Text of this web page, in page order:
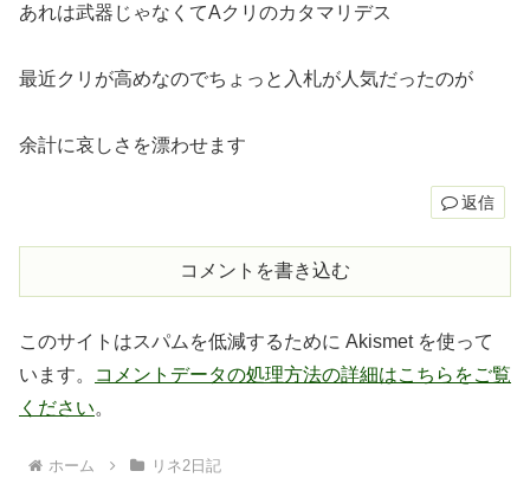
あれは武器じゃなくてAクリのカタマリデス
最近クリが高めなのでちょっと入札が人気だったのが
余計に哀しさを漂わせます
返信
コメントを書き込む
このサイトはスパムを低減するために Akismet を使って
います。
コメントデータの処理方法の詳細はこちらをご覧
ください。
ホーム リネ2日記